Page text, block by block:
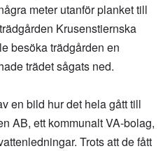
meter utanför planket till
Krusenstiernska
besöka trädgården en
trädet sågats ned.
en bild hur det hela gått till
AB, ett kommunalt VA-bolag,
Trots att de fått